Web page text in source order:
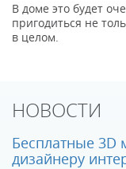
В доме это будет
пригодиться не
в целом.
НОВОСТИ
Бесплатные 3D
дизайнеру